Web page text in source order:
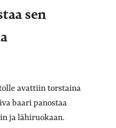
sen
avattiin torstaina
baari panostaa
ja lähiruokaan.